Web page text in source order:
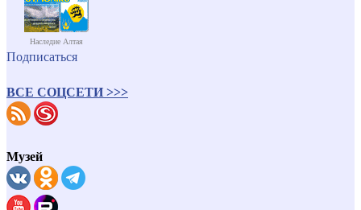
Наследие Алтая
Подписаться
ВСЕ СОЦСЕТИ >>>
Музей